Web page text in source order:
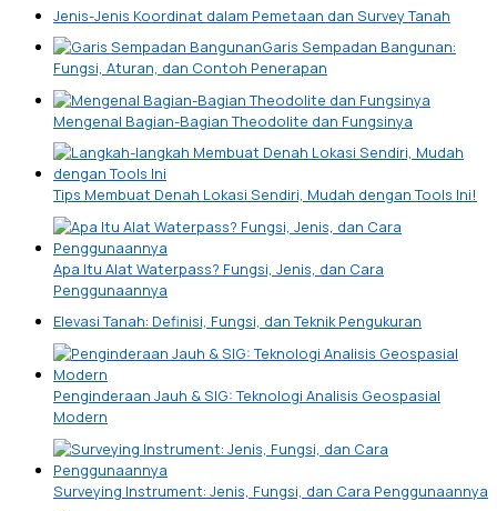
Jenis-Jenis Koordinat dalam Pemetaan dan Survey Tanah
Garis Sempadan Bangunan:
Fungsi, Aturan, dan Contoh Penerapan
Mengenal Bagian-Bagian Theodolite dan Fungsinya
Tips Membuat Denah Lokasi Sendiri, Mudah dengan Tools Ini!
Apa Itu Alat Waterpass? Fungsi, Jenis, dan Cara
Penggunaannya
Elevasi Tanah: Definisi, Fungsi, dan Teknik Pengukuran
Penginderaan Jauh & SIG: Teknologi Analisis Geospasial
Modern
Surveying Instrument: Jenis, Fungsi, dan Cara Penggunaannya